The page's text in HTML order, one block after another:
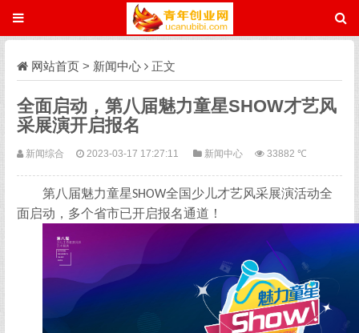
网站首页 > 新闻中心 正文
全面启动，第八届魅力童星SHOW才艺风
采展演开启报名
新闻综合 2023-03-17 17:27:11 新闻中心 33882 ℃
第八届魅力童星SHOW全国少儿才艺风采展演活动全
面启动，多个省市已开启报名通道！